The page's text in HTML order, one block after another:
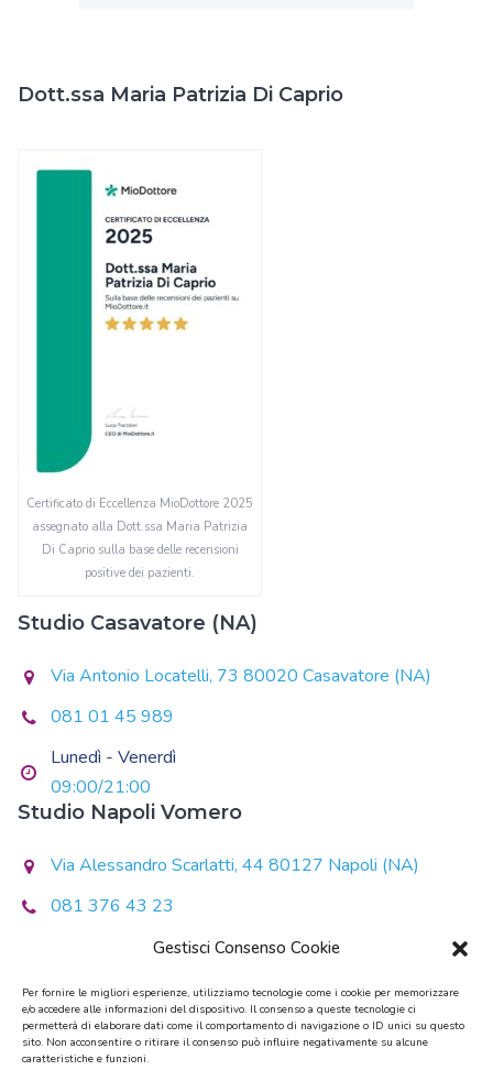
Gestisci Consenso Cookie
Per fornire le migliori esperienze, utilizziamo tecnologie come i cookie per memorizzare
e/o accedere alle informazioni del dispositivo. Il consenso a queste tecnologie ci
permetterà di elaborare dati come il comportamento di navigazione o ID unici su questo
sito. Non acconsentire o ritirare il consenso può influire negativamente su alcune
caratteristiche e funzioni.
Dott.ssa Maria Patrizia Di Caprio
Certificato di Eccellenza MioDottore 2025
assegnato alla Dott.ssa Maria Patrizia
Di Caprio sulla base delle recensioni
positive dei pazienti.
Studio Casavatore (NA)
Via Antonio Locatelli, 73 80020 Casavatore (NA)
081 01 45 989
Lunedì - Venerdì
09:00/21:00
Studio Napoli Vomero
Via Alessandro Scarlatti, 44 80127 Napoli (NA)
081 376 43 23
Lunedì - Giovedì
Martedì - Mercoledì - Venerdì
10:00/13:00 - 14:00/19:00